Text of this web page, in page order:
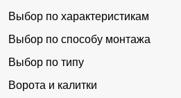
Выбор по характеристикам
Выбор по способу монтажа
Выбор по типу
Ворота и калитки